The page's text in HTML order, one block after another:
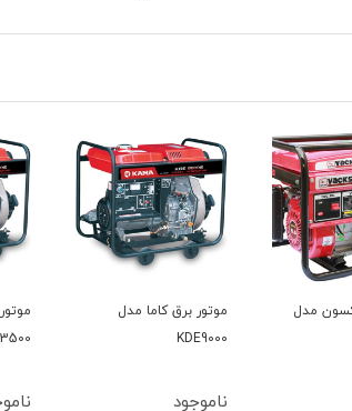
برق کاما مدل
موتور برق کاما مدل